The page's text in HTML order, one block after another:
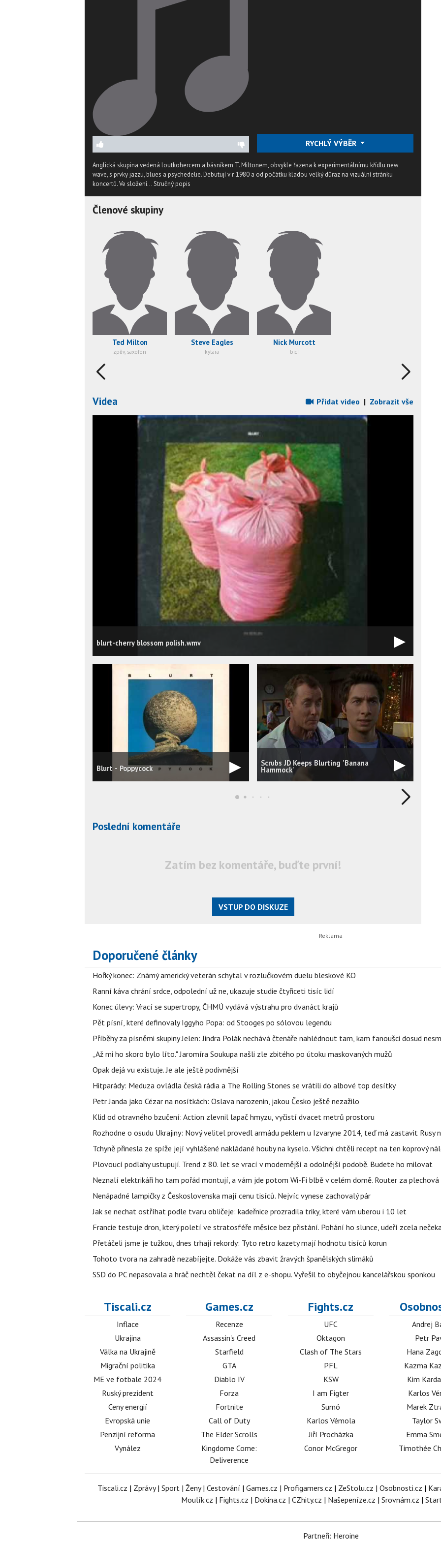
RYCHLÝ VÝBĚR
Anglická skupina vedená loutkohercem a básníkem T. Miltonem, obvykle řazena k experimentálnímu křídlu new
wave, s prvky jazzu, blues a psychedelie. Debutují v r. 1980 a od počátku kladou velký důraz na vizuální stránku
koncertů. Ve složení...Stručný popis
Členové skupiny
Ted Milton
zpěv, saxofon
Steve Eagles
kytara
Nick Murcott
bicí
Videa Přidat video | Zobrazit vše
blurt-cherry blossom polish.wmv
Blurt - Poppycock
Scrubs JD Keeps Blurting 'Banana
Hammock'
Poslední komentáře
Zatím bez komentáře, buďte první!
VSTUP DO DISKUZE
Doporučené články
Hořký konec: Známý americký veterán schytal v rozlučkovém duelu bleskové KO
Ranní káva chrání srdce, odpolední už ne, ukazuje studie čtyřiceti tisíc lidí
Konec úlevy: Vrací se supertropy, ČHMÚ vydává výstrahu pro dvanáct krajů
Pět písní, které definovaly Iggyho Popa: od Stooges po sólovou legendu
Příběhy za písněmi skupiny Jelen: Jindra Polák nechává čtenáře nahlédnout tam, kam fanoušci dosud
„Až mi ho skoro bylo líto." Jaromíra Soukupa našli zle zbitého po útoku maskovaných mužů
Opak dejá vu existuje. Je ale ještě podivnější
Hitparády: Meduza ovládla česká rádia a The Rolling Stones se vrátili do albové top desítky
Petr Janda jako Cézar na nosítkách: Oslava narozenin, jakou Česko ještě nezažilo
Klid od otravného bzučení: Action zlevnil lapač hmyzu, vyčistí dvacet metrů prostoru
Rozhodne o osudu Ukrajiny: Nový velitel provedl armádu peklem u Izvaryne 2014, teď má zastavit Rusy
Tchyně přinesla ze spíže její vyhlášené nakládané houby na kyselo. Všichni chtěli recept na ten koprový
Plovoucí podlahy ustupují. Trend z 80. let se vrací v modernější a odolnější podobě. Budete ho milovat
Neznalí elektrikáři ho tam pořád montují, a vám jde potom Wi-Fi blbě v celém domě. Router za
Nenápadné lampičky z Československa mají cenu tisíců. Nejvíc vynese zachovalý pár
Jak se nechat ostříhat podle tvaru obličeje: kadeřnice prozradila triky, které vám uberou i 10 let
Francie testuje dron, který poletí ve stratosféře měsíce bez přistání. Pohání ho slunce, udeří zcela
Přetáčeli jsme je tužkou, dnes trhají rekordy: Tyto retro kazety mají hodnotu tisíců korun
Tohoto tvora na zahradě nezabíjejte. Dokáže vás zbavit žravých španělských slimáků
SSD do PC nepasovala a hráč nechtěl čekat na díl z e-shopu. Vyřešil to obyčejnou kancelářskou sponkou
Tiscali.cz
Inflace
Ukrajina
Válka na Ukrajině
Migrační politika
ME ve fotbale 2024
Ruský prezident
Ceny energií
Evropská unie
Penzijní reforma
Vynález
Games.cz
Recenze
Assassin's Creed
Starfield
GTA
Diablo IV
Forza
Fortnite
Call of Duty
The Elder Scrolls
Kingdome Come:
Deliverence
Fights.cz
UFC
Oktagon
Clash of The Stars
PFL
KSW
I am Figter
Sumó
Karlos Vémola
Jiří Procházka
Conor McGregor
Andrej
Petr
Hana
Kazma
Kim
Karlos
Marek
Taylor
Emma
Timothée
Tiscali.cz | Zprávy| Sport| Ženy| Cestování | Games.cz | Profigamers.cz | ZeStolu.cz | Osobnosti.cz |
Moulík.cz | Fights.cz | Dokina.cz | CZhity.cz | Našepeníze.cz | Srovnám.cz |
Partneři: Heroine